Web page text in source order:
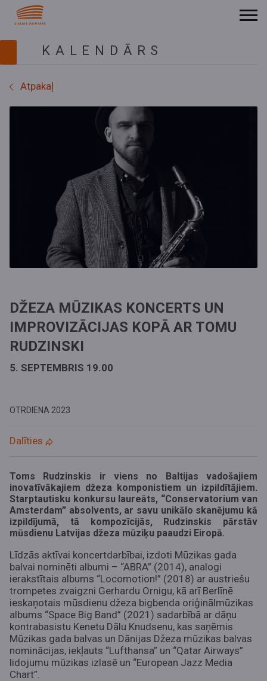
KALENDĀRS
Atpakaļ
DŽEZA MŪZIKAS KONCERTS UN
IMPROVIZĀCIJAS KOPĀ AR TOMU
RUDZINSKI
5. SEPTEMBRIS 19.00
OTRDIENA 2023
Dalīties
Toms Rudzinskis ir viens no Baltijas vadošajiem
inovatīvākajiem džeza komponistiem un izpildītājiem.
Starptautisku konkursu laureāts, “Conservatorium van
Amsterdam” absolvents, ar savu unikālo skanējumu kā
izpildījumā, tā kompozīcijās, Rudzinskis pārstāv
mūsdienu Latvijas džeza mūziķu paaudzi Eiropā.
Līdzās aktīvai koncertdarbībai, izdoti Mūzikas gada
balvai nominēti albumi – “ABRA” (2014), analogi
ierakstītais albums “Locomotion!” (2018) ar austriešu
trompetes zvaigzni Gerhardu Ornigu, kā arī Berlīnē
ieskaņotais mūsdienu džeza bigbenda oriģinālmūzikas
albums “Space Big Band” (2021) sadarbībā ar dāņu
kontrabasistu Kenetu Dālu Knudsenu, kas saņēmis
Mūzikas gada balvas un Dānijas Džeza mūzikas balvas
nominācijas, iekļauts “Lufthansa” un “Qatar Airways”
lidojumu mūzikas izlasē un “European Jazz Media
Chart”.